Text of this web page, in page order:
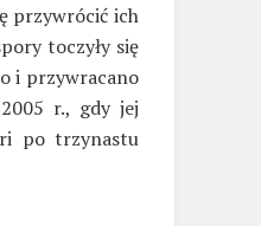
przywrócić ich
toczyły się
i przywracano
r., gdy jej
po trzynastu